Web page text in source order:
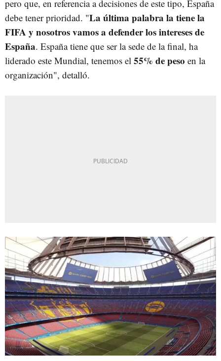
pero que, en referencia a decisiones de este tipo, España
debe tener prioridad. "La última palabra la tiene la
FIFA y nosotros vamos a defender los intereses de
España. España tiene que ser la sede de la final, ha
liderado este Mundial, tenemos el 55% de peso en la
organización", detalló.